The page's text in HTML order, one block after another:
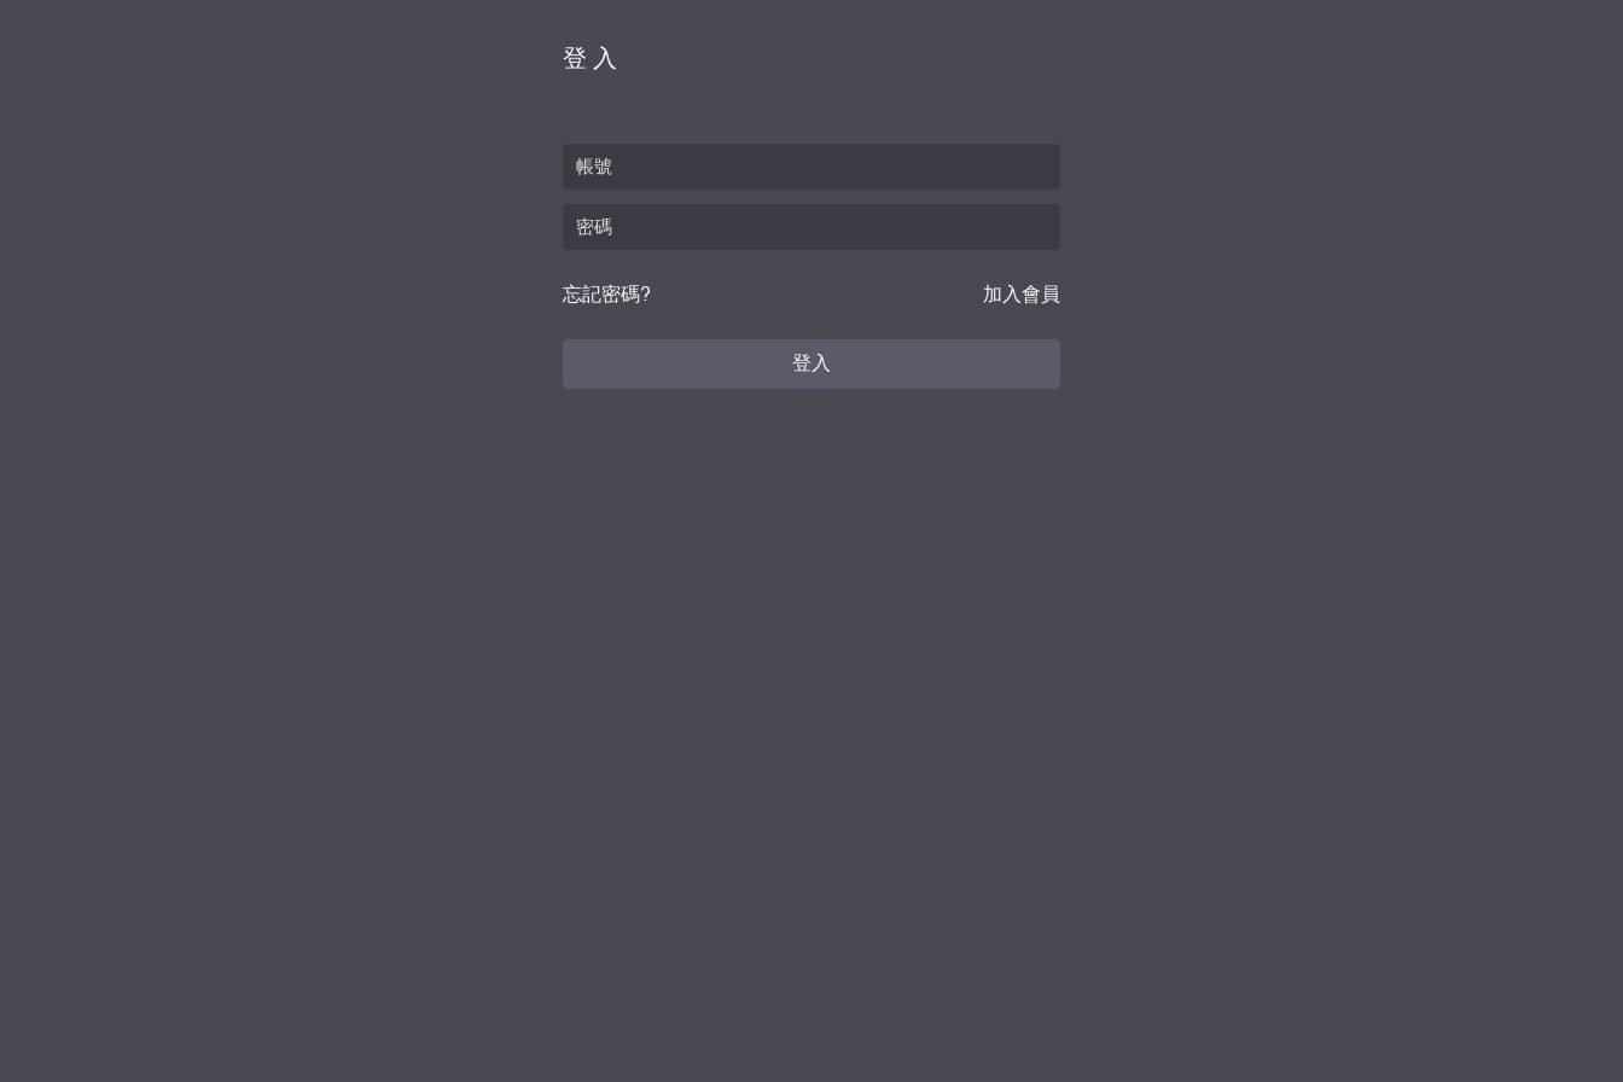
登入
忘記密碼? 加入會員